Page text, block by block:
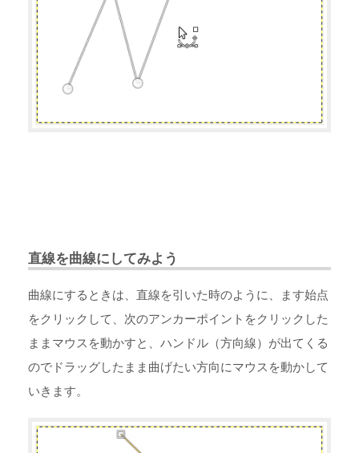
直線を曲線にしてみよう
曲線にするときは、直線を引いた時のように、ます始点
をクリックして、次のアンカーポイントをクリックした
ままマウスを動かすと、ハンドル（方向線）が出てくる
のでドラッグしたまま曲げたい方向にマウスを動かして
いきます。